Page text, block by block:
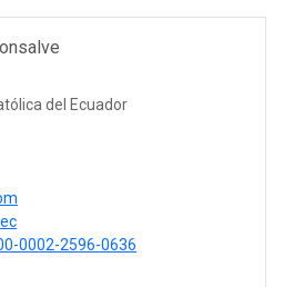
del Ecuador
0002-2596-0636